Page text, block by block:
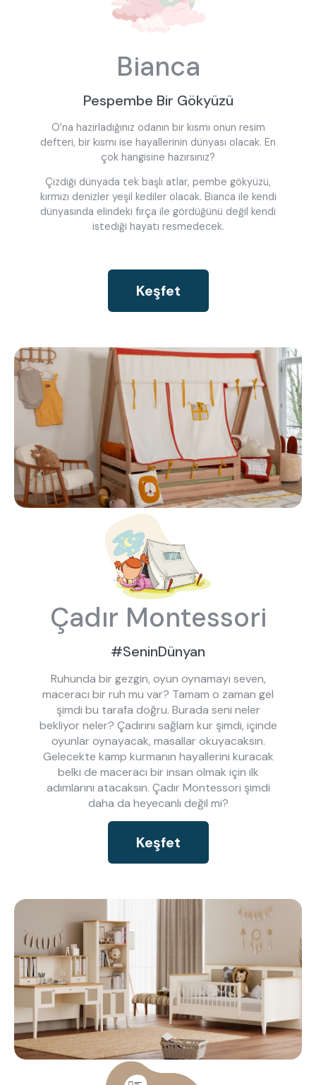
Bianca
Pespembe Bir Gökyüzü
O’na hazırladığınız odanın bir kısmı onun resim
defteri, bir kısmı ise hayallerinin dünyası olacak. En
çok hangisine hazırsınız?
Çizdiği dünyada tek başlı atlar, pembe gökyüzü,
kırmızı denizler yeşil kediler olacak. Bianca ile kendi
dünyasında elindeki fırça ile gördüğünü değil kendi
istediği hayatı resmedecek.
Keşfet
Çadır Montessori
#SeninDünyan
Ruhunda bir gezgin, oyun oynamayı seven,
maceracı bir ruh mu var? Tamam o zaman gel
şimdi bu tarafa doğru. Burada seni neler
bekliyor neler? Çadırını sağlam kur şimdi, içinde
oyunlar oynayacak, masallar okuyacaksın.
Gelecekte kamp kurmanın hayallerini kuracak
belki de maceracı bir insan olmak için ilk
adımlarını atacaksın. Çadır Montessori şimdi
daha da heyecanlı değil mi?
Keşfet